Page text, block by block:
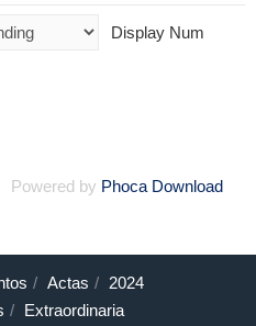
Display Num
Powered by Phoca Download
Actas
2024
Extraordinaria